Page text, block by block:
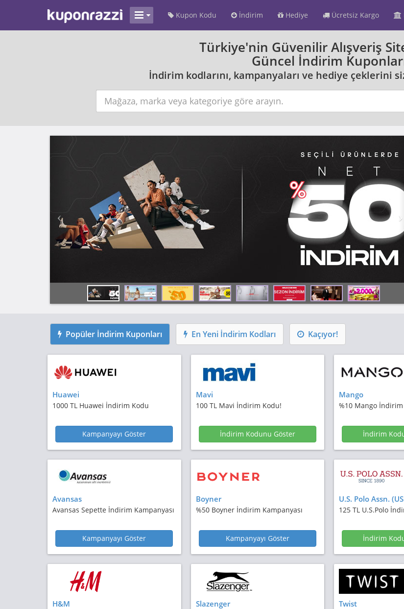
Kupon Kodu İndirim Hediye Ücretsiz Kargo
Türkiye'nin Güvenilir Alışveriş
Güncel İndirim
İndirim kodlarını, kampanyaları ve hediye çeklerini
Popüler İndirim Kuponları En Yeni İndirim Kodları Kaçıyor!
Huawei
1000 TL Huawei İndirim Kodu
Kampanyayı Göster
Mavi
100 TL Mavi İndirim Kodu!
İndirim Kodunu Göster
Mango
%10 Mango
İndirim
Avansas
Avansas Sepette İndirim Kampanyası
Kampanyayı Göster
Boyner
%50 Boyner İndirim Kampanyası
Kampanyayı Göster
U.S. Polo Assn.
125 TL U.S.Polo
İndirim
H&M Slazenger Twist